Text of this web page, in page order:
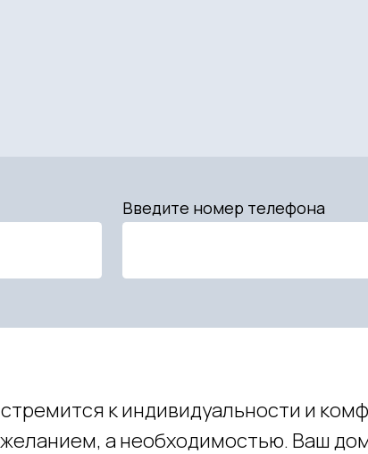
к индивидуальности и
а необходимостью. Ваш